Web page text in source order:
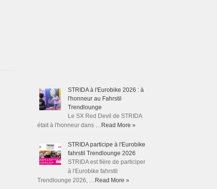
STRIDA à l'Eurobike 2026 : à
l'honneur au Fahrstil
Trendlounge
Le SX Red Devil de STRIDA
était à l'honneur dans … Read More »
STRIDA participe à l'Eurobike
fahrstil Trendlounge 2026
STRIDA est fière de participer
à l'Eurobike fahrstil
Trendlounge 2026, … Read More »